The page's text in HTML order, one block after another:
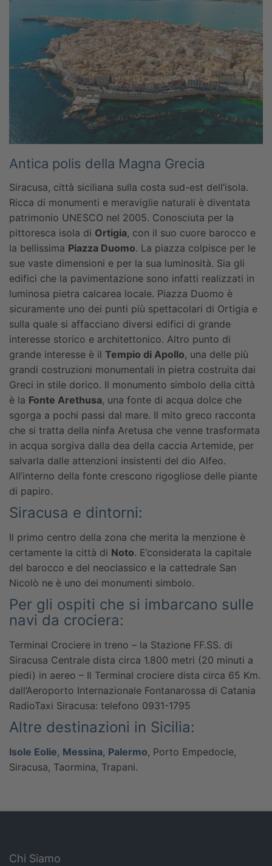
Antica polis della Magna Grecia
Siracusa, città siciliana sulla costa sud-est dell’isola.
Ricca di monumenti e meraviglie naturali è diventata
patrimonio UNESCO nel 2005. Conosciuta per la
pittoresca isola di Ortigia, con il suo cuore barocco e
la bellissima Piazza Duomo. La piazza colpisce per le
sue vaste dimensioni e per la sua luminosità. Sia gli
edifici che la pavimentazione sono infatti realizzati in
luminosa pietra calcarea locale. Piazza Duomo è
sicuramente uno dei punti più spettacolari di Ortigia e
sulla quale si affacciano diversi edifici di grande
interesse storico e architettonico. Altro punto di
grande interesse è il Tempio di Apollo, una delle più
grandi costruzioni monumentali in pietra costruita dai
Greci in stile dorico. Il monumento simbolo della città
è la Fonte Arethusa, una fonte di acqua dolce che
sgorga a pochi passi dal mare. Il mito greco racconta
che si tratta della ninfa Aretusa che venne trasformata
in acqua sorgiva dalla dea della caccia Artemide, per
salvarla dalle attenzioni insistenti del dio Alfeo.
All’interno della fonte crescono rigogliose delle piante
di papiro.
Siracusa e dintorni:
Il primo centro della zona che merita la menzione è
certamente la città di Noto. E’considerata la capitale
del barocco e del neoclassico e la cattedrale San
Nicolò ne è uno dei monumenti simbolo.
Per gli ospiti che si imbarcano sulle
navi da crociera:
Terminal Crociere in treno – la Stazione FF.SS. di
Siracusa Centrale dista circa 1.800 metri (20 minuti a
piedi) in aereo – Il Terminal crociere dista circa 65 Km.
dall’Aeroporto Internazionale Fontanarossa di Catania
RadioTaxi Siracusa: telefono 0931-1795
Altre destinazioni in Sicilia:
Isole Eolie, Messina, Palermo, Porto Empedocle,
Siracusa, Taormina, Trapani.
Chi Siamo